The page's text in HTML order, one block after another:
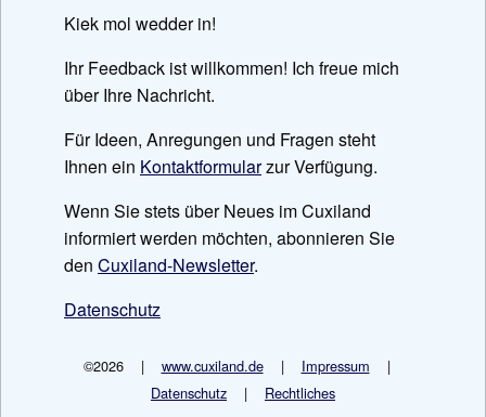
Kiek mol wedder in!
Ihr Feedback ist willkommen! Ich freue mich
über Ihre Nachricht.
Für Ideen, Anregungen und Fragen steht
Ihnen ein Kontaktformularzur Verfügung.
Wenn Sie stets über Neues im Cuxiland
informiert werden möchten, abonnieren Sie
den Cuxiland-Newsletter.
Datenschutz
©2026 | www.cuxiland.de| Impressum |
Datenschutz | Rechtliches